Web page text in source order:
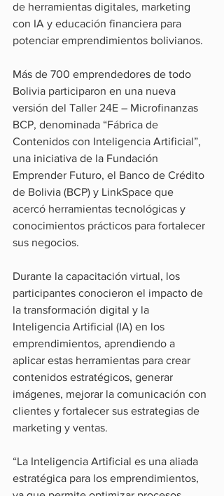
de herramientas digitales, marketing
con IA y educación financiera para
potenciar emprendimientos bolivianos.
Más de 700 emprendedores de todo
Bolivia participaron en una nueva
versión del Taller 24E – Microfinanzas
BCP, denominada “Fábrica de
Contenidos con Inteligencia Artificial”,
una iniciativa de la Fundación
Emprender Futuro, el Banco de Crédito
de Bolivia (BCP) y LinkSpace que
acercó herramientas tecnológicas y
conocimientos prácticos para fortalecer
sus negocios.
Durante la capacitación virtual, los
participantes conocieron el impacto de
la transformación digital y la
Inteligencia Artificial (IA) en los
emprendimientos, aprendiendo a
aplicar estas herramientas para crear
contenidos estratégicos, generar
imágenes, mejorar la comunicación con
clientes y fortalecer sus estrategias de
marketing y ventas.
“La Inteligencia Artificial es una aliada
estratégica para los emprendimientos,